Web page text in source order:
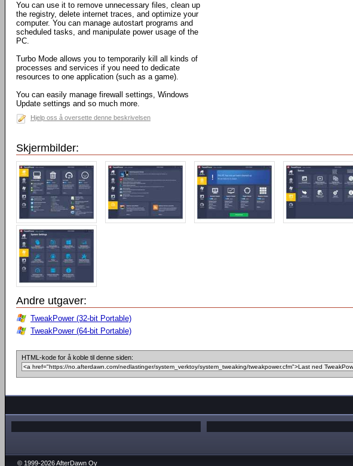
You can use it to remove unnecessary files, clean up
the registry, delete internet traces, and optimize your
computer. You can manage autostart programs and
scheduled tasks, and manipulate power usage of the
PC.
Turbo Mode allows you to temporarily kill all kinds of
processes and services if you need to dedicate
resources to one application (such as a game).
You can easily manage firewall settings, Windows
Update settings and so much more.
Hjelp oss å oversette denne beskrivelsen
Skjermbilder:
Andre utgaver:
TweakPower (32-bit Portable)
TweakPower (64-bit Portable)
HTML-kode for å koble til denne siden:
© 1999-2026 AfterDawn Oy